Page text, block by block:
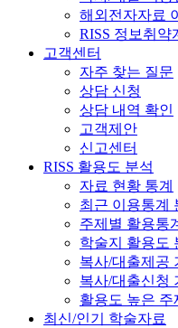
해외전자자료
RISS 정보취약
고객센터
자주 찾는 질문
상담 신청
상담 내역 확인
고객제안
신고센터
RISS 활용도 분석
자료 현황 통계
최근 이용통계
주제별 활용통
학술지 활용도
복사/대출제공
복사/대출신청
활용도 높은 주
최신/인기 학술자료